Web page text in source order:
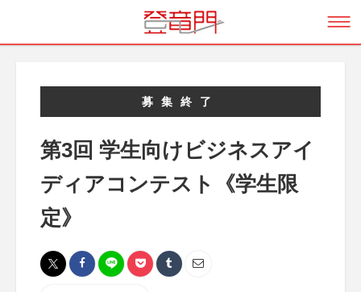
募集終了
第3回 学生向けビジネスアイ
ディアコンテスト《学生限
定》